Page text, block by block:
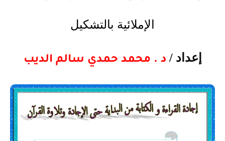
الإملائية بالتشكيل
إعداد / د . محمد حمدي سالم الديب